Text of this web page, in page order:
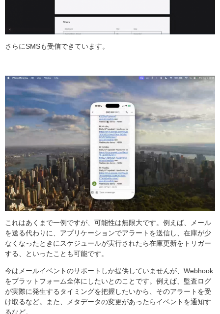
さらにSMSも受信できています。
これはあくまで一例ですが、可能性は無限大です。例えば、メール
を送る代わりに、アプリケーションでアラートを送信し、在庫が少
なくなったときにスケジュールが実行されたら在庫更新をトリガー
する、といったことも可能です。
今はメールイベントのサポートしか提供していませんが、Webhook
をプラットフォーム全体にしたいとのことです。例えば、監査ログ
が実際に発生するタイミングを把握したいから、そのアラートを受
け取るなど。また、メタデータの変更があったらイベントを通知す
るなど。